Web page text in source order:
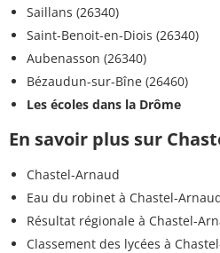
Saillans (26340)
Saint-Benoit-en-Diois (26340)
Aubenasson (26340)
Bézaudun-sur-Bîne (26460)
Les écoles dans la Drôme
En savoir plus sur
Chastel-Arnaud
Eau du robinet à Chastel-
Résultat régionale à Chastel-
Classement des lycées à